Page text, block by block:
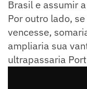
Brasil e assumir
Por outro lado,
vencesse,
ampliaria sua
ultrapassaria